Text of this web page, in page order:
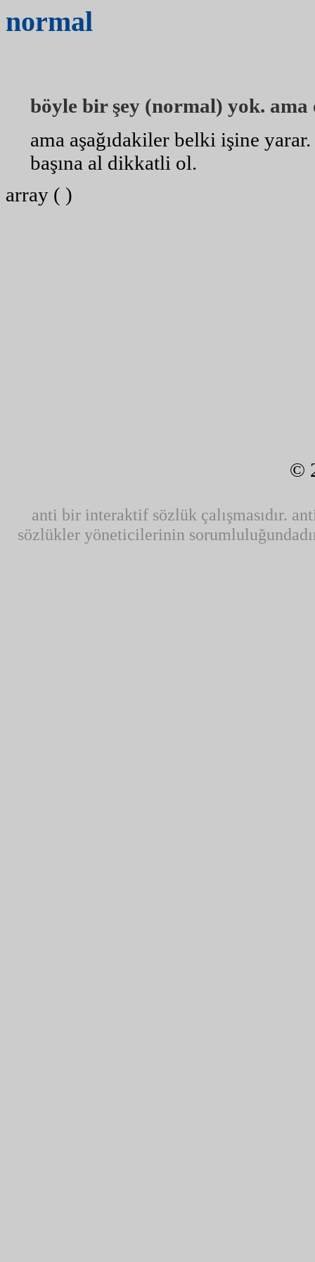
normal
böyle bir şey (normal) yok.
ama aşağıdakiler belki işine
başına al dikkatli ol.
array ( )
©
anti bir interaktif sözlük çalışmasıdır.
sözlükler yöneticilerinin